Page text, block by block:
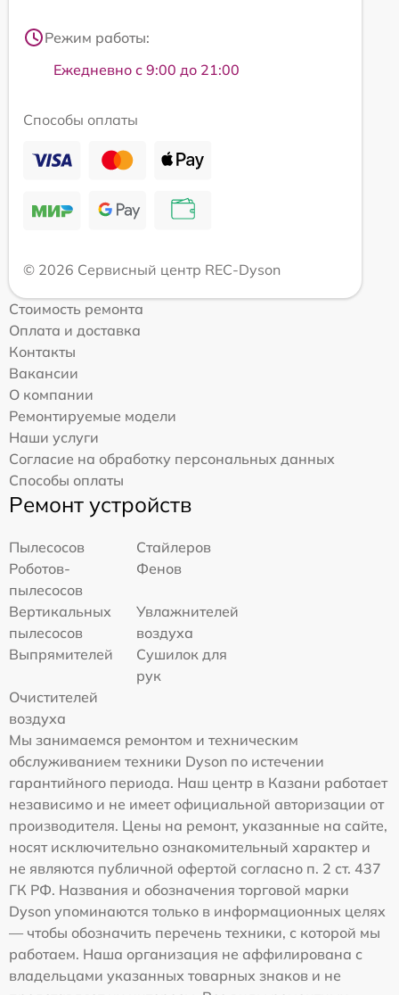
Режим работы:
Ежедневно с 9:00 до 21:00
Способы оплаты
© 2026 Сервисный центр REC-Dyson
Стоимость ремонта
Оплата и доставка
Контакты
Вакансии
О компании
Ремонтируемые модели
Наши услуги
Согласие на обработку персональных данных
Способы оплаты
Ремонт устройств
Пылесосов
Стайлеров
Роботов-
пылесосов
Фенов
Вертикальных
пылесосов
Увлажнителей
воздуха
Выпрямителей
Сушилок для
рук
Очистителей
воздуха
Мы занимаемся ремонтом и техническим
обслуживанием техники Dyson по истечении
гарантийного периода. Наш центр в Казани работает
независимо и не имеет официальной авторизации от
производителя. Цены на ремонт, указанные на сайте,
носят исключительно ознакомительный характер и
не являются публичной офертой согласно п. 2 ст. 437
ГК РФ. Названия и обозначения торговой марки
Dyson упоминаются только в информационных целях
— чтобы обозначить перечень техники, с которой мы
работаем. Наша организация не аффилирована с
владельцами указанных товарных знаков и не